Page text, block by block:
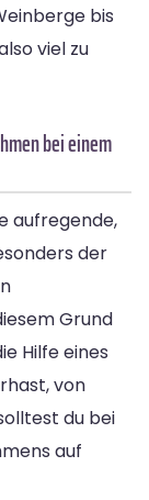
bis
viel zu
bei einem
aufregende,
der
Grund
Hilfe eines
von
du bei
auf